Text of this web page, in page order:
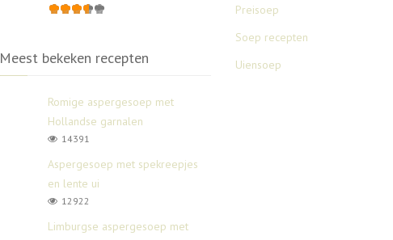
Meest bekeken recepten
Romige aspergesoep met
Hollandse garnalen
14391
Aspergesoep met spekreepjes
en lente ui
12922
Limburgse aspergesoep met
Preisoep
Soep recepten
Uiensoep